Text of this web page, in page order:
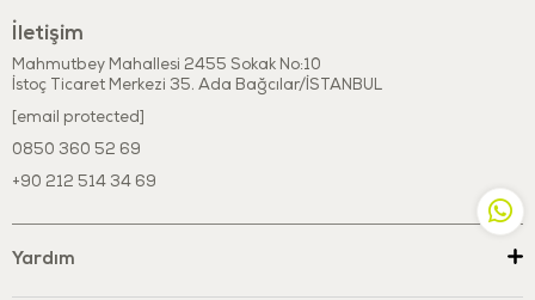
İletişim
Mahmutbey Mahallesi 2455 Sokak No:10
İstoç Ticaret Merkezi 35. Ada Bağcılar/İSTANBUL
[email protected]
0850 360 52 69
+90 212 514 34 69
Yardım